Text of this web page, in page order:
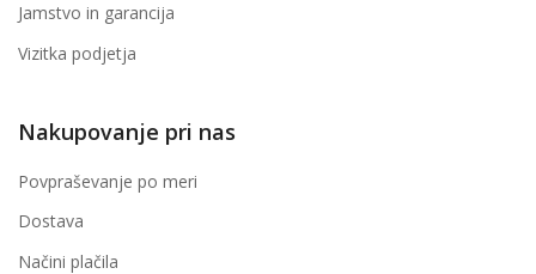
Jamstvo in garancija
Vizitka podjetja
Nakupovanje pri nas
Povpraševanje po meri
Dostava
Načini plačila